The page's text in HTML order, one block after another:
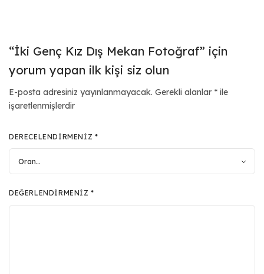
“İki Genç Kız Dış Mekan Fotoğraf” için
yorum yapan ilk kişi siz olun
E-posta adresiniz yayınlanmayacak. Gerekli alanlar * ile
işaretlenmişlerdir
DERECELENDIRMENIZ *
DEĞERLENDIRMENIZ*